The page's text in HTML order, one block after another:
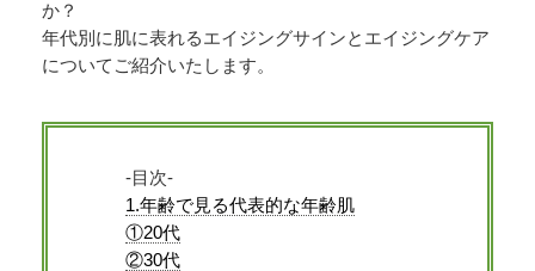
か？
年代別に肌に表れるエイジングサインとエイジングケア
についてご紹介いたします。
-目次-
1.年齢で見る代表的な年齢肌
①20代
②30代